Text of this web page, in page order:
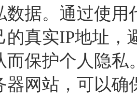
数据。通过使
的真实IP地址，
而保护个人隐私
器网站，可以确